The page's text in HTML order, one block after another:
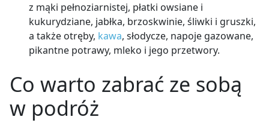
z mąki pełnoziarnistej, płatki owsiane i
kukurydziane, jabłka, brzoskwinie, śliwki i gruszki,
a także otręby, kawa, słodycze, napoje gazowane,
pikantne potrawy, mleko i jego przetwory.
Co warto zabrać ze sobą
w podróż